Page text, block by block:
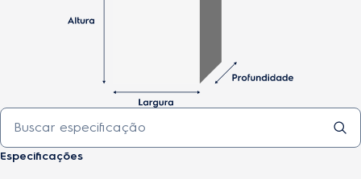
Especificações